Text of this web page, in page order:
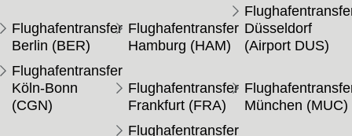
Flughafentransfer
Berlin (BER)
Flughafentransfer
Hamburg (HAM)
Düsseldorf
(Airport DUS)
Flughafentransfer
Köln-Bonn
(CGN)
Flughafentransfer
Frankfurt (FRA)
München (MUC)
Flughafentransfer